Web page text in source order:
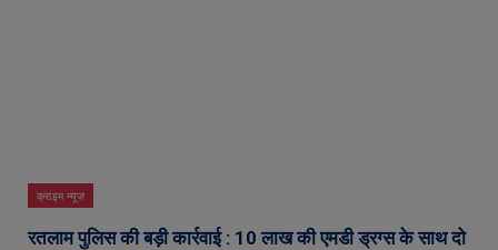
क्राइम न्यूज़
रतलाम पुलिस की बड़ी कार्रवाई : 10 लाख की एमडी ड्रग्स के साथ दो